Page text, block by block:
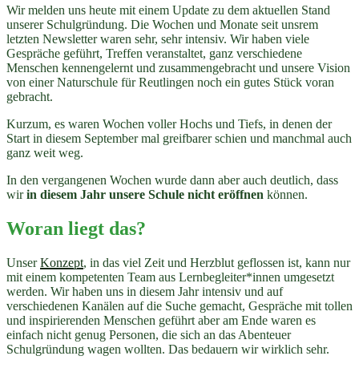
Wir melden uns heute mit einem Update zu dem aktuellen Stand
unserer Schulgründung. Die Wochen und Monate seit unsrem
letzten Newsletter waren sehr, sehr intensiv. Wir haben viele
Gespräche geführt, Treffen veranstaltet, ganz verschiedene
Menschen kennengelernt und zusammengebracht und unsere Vision
von einer Naturschule für Reutlingen noch ein gutes Stück voran
gebracht.
Kurzum, es waren Wochen voller Hochs und Tiefs, in denen der
Start in diesem September mal greifbarer schien und manchmal auch
ganz weit weg.
In den vergangenen Wochen wurde dann aber auch deutlich, dass
wirin diesem Jahr unsere Schule nicht eröffnen können.
Woran liegt das?
UnserKonzept, in das viel Zeit und Herzblut geflossen ist, kann nur
mit einem kompetenten Team aus Lernbegleiter*innen umgesetzt
werden. Wir haben uns in diesem Jahr intensiv und auf
verschiedenen Kanälen auf die Suche gemacht, Gespräche mit tollen
und inspirierenden Menschen geführt aber am Ende waren es
einfach nicht genug Personen, die sich an das Abenteuer
Schulgründung wagen wollten. Das bedauern wir wirklich sehr.